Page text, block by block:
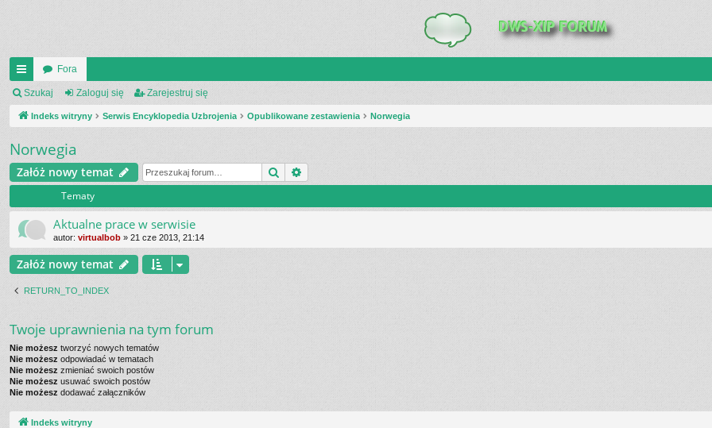
UI
C
_L
IN
K
S
Fora
Szukaj Zaloguj się Zarejestruj się
Indeks witryny Serwis Encyklopedia Uzbrojenia Opublikowane zestawienia Norwegia
Norwegia
Załóż nowy temat Szukaj
Tematy
Aktualne prace w serwisie
autor: virtualbob » 21 cze 2013, 21:14
Załóż nowy temat
RETURN_TO_INDEX
Twoje uprawnienia na tym forum
Nie możesz tworzyć nowych tematów
Nie możesz odpowiadać w tematach
Nie możesz zmieniać swoich postów
Nie możesz usuwać swoich postów
Nie możesz dodawać załączników
Indeks witryny